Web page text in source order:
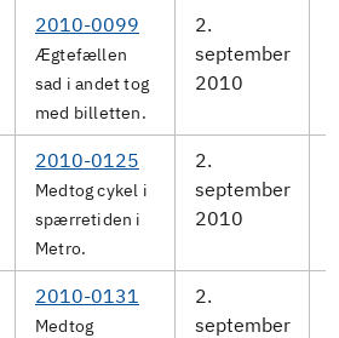
2010-0099
Ægtefællen
sad i andet tog
med billetten.
2.
september
2010
2010-0125
Medtog cykel i
spærretiden i
Metro.
2.
september
2010
2010-0131
Medtog
2.
september